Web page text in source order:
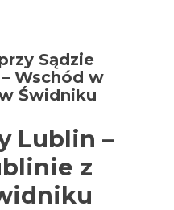
Sądzie
Wschód w
Świdniku
Lublin –
z